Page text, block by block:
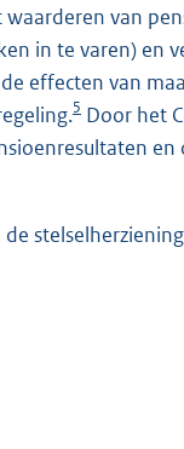
van
in te varen) en
effecten van
5 Door het